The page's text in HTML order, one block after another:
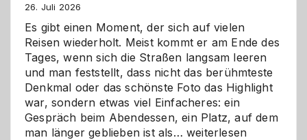
26. Juli 2026
Es gibt einen Moment, der sich auf vielen
Reisen wiederholt. Meist kommt er am Ende des
Tages, wenn sich die Straßen langsam leeren
und man feststellt, dass nicht das berühmteste
Denkmal oder das schönste Foto das Highlight
war, sondern etwas viel Einfacheres: ein
Gespräch beim Abendessen, ein Platz, auf dem
man länger geblieben ist als… Als
weiterlesen